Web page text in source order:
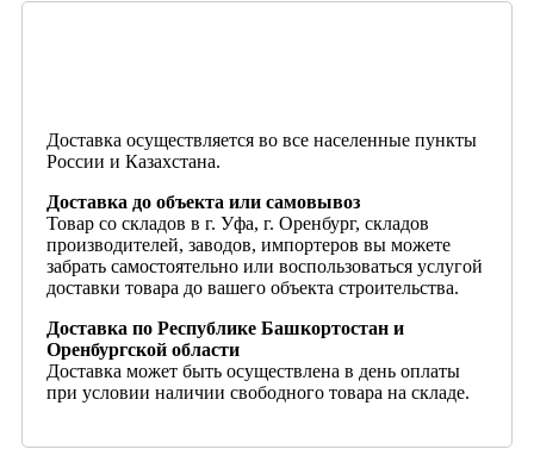
Доставка осуществляется во все населенные пункты
России и Казахстана.
Доставка до объекта или самовывоз
Товар со складов в г. Уфа, г. Оренбург, складов
производителей, заводов, импортеров вы можете
забрать самостоятельно или воспользоваться услугой
доставки товара до вашего объекта строительства.
Доставка по Республике Башкортостан и
Оренбургской области
Доставка может быть осуществлена в день оплаты
при условии наличии свободного товара на складе.